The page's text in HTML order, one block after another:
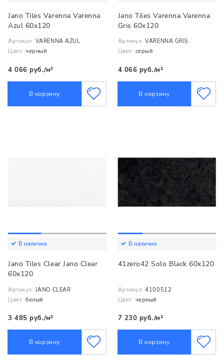
Jano Tiles Varenna Varenna
Azul 60х120
Артикул: VARENNA AZUL
Цвет: черный
4 066 руб./м²
В корзину
Jano Tiles Varenna Varenna
Gris 60х120
Артикул: VARENNA GRIS
Цвет: серый
4 066 руб./м²
В корзину
В наличии
Jano Tiles Clear Jano Clear
60x120
Артикул: JANO CLEAR
Цвет: белый
3 485 руб./м²
В корзину
В наличии
41zero42 Solo Black 60x120
Артикул: 4100512
Цвет: черный
7 230 руб./м²
В корзину